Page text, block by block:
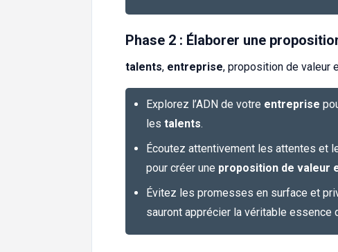
Phase 2 : Élaborer une
talents, entreprise, proposition de valeur
Explorez l’ADN de votre entreprise
les talents.
Écoutez attentivement les attentes et
pour créer une proposition de valeur
Évitez les promesses en surface et
sauront apprécier la véritable essence